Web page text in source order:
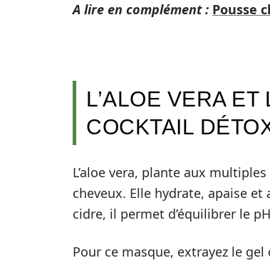
A lire en complément : Pousse
L’ALOE VERA
COCKTAIL
L’aloe vera, plante aux
cheveux. Elle hydrate, apaise
cidre, il permet d’équilibrer le
Pour ce masque, extrayez le